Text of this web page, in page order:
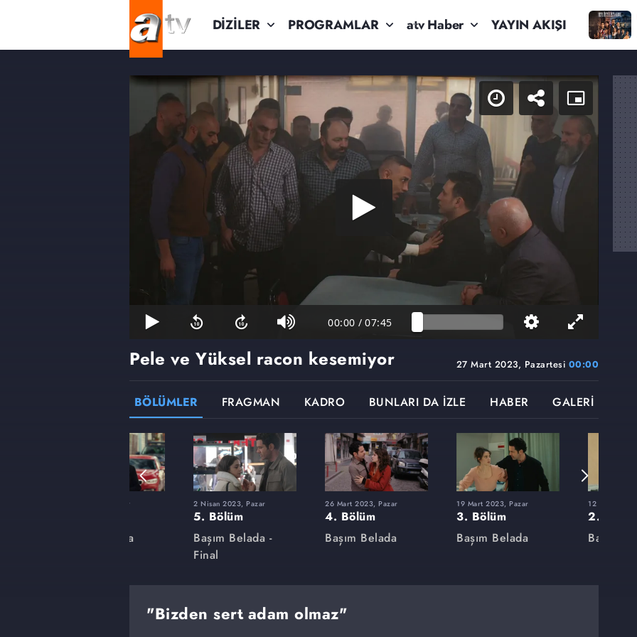
DİZİLER PROGRAMLAR atv Haber YAYIN AKIŞI
00:00 / 07:45
27 Mart 2023, Pazartesi 00:00
Pele ve Yüksel racon kesemiyor
BÖLÜMLER FRAGMAN KADRO BUNLARI DA İZLE HABER GALERİ
5 Mart 2023, Pazar
Başım Belada
2 Nisan 2023, Pazar
5. Bölüm
Başım Belada -
Final
26 Mart 2023, Pazar
4. Bölüm
Başım Belada
19 Mart 2023, Pazar
3. Bölüm
Başım Belada
12 Mart 2023,
2. Bölüm
Başım
"Bizden sert adam olmaz"